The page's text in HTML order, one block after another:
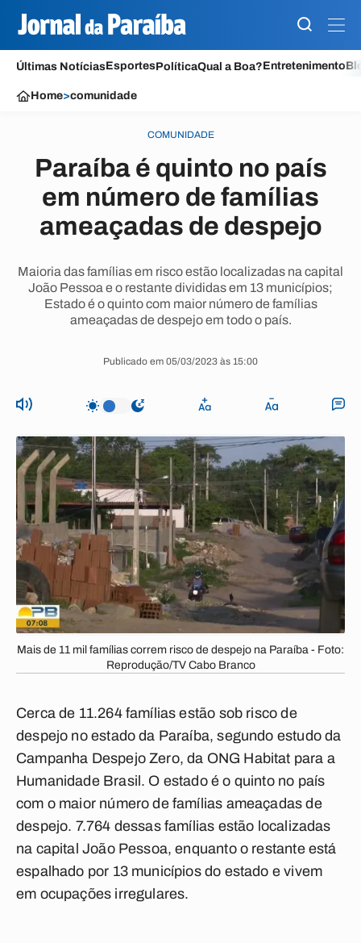
Últimas NotíciasEsportesPolíticaQual a Boa?Entretenimento
Home>comunidade
COMUNIDADE
Paraíba é quinto no país
em número de famílias
ameaçadas de despejo
Maioria das famílias em risco estão localizadas na capital
João Pessoa e o restante divididas em 13 municípios;
Estado é o quinto com maior número de famílias
ameaçadas de despejo em todo o país.
Publicado em 05/03/2023 às 15:00
Mais de 11 mil famílias correm risco de despejo na Paraíba - Foto:
Reprodução/TV Cabo Branco
Cerca de 11.264 famílias estão sob risco de
despejo no estado da Paraíba, segundo estudo da
Campanha Despejo Zero, da ONG Habitat para a
Humanidade Brasil. O estado é o quinto no país
com o maior número de famílias ameaçadas de
despejo. 7.764 dessas famílias estão localizadas
na capital João Pessoa, enquanto o restante está
espalhado por 13 municípios do estado e vivem
em ocupações irregulares.